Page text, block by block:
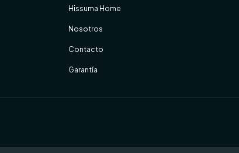
Hissuma Home
Nosotros
Contacto
Garantía